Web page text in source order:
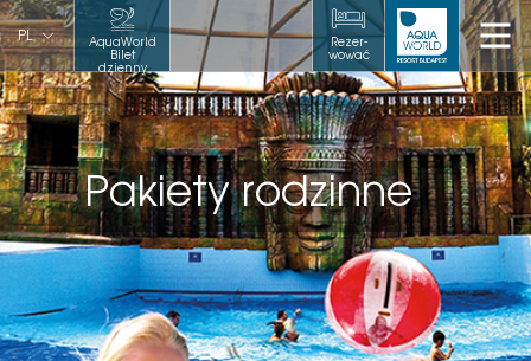
AquaWorld
Bilet
dzienny
PL
Rezer-
wować
Pakiety rodzinne